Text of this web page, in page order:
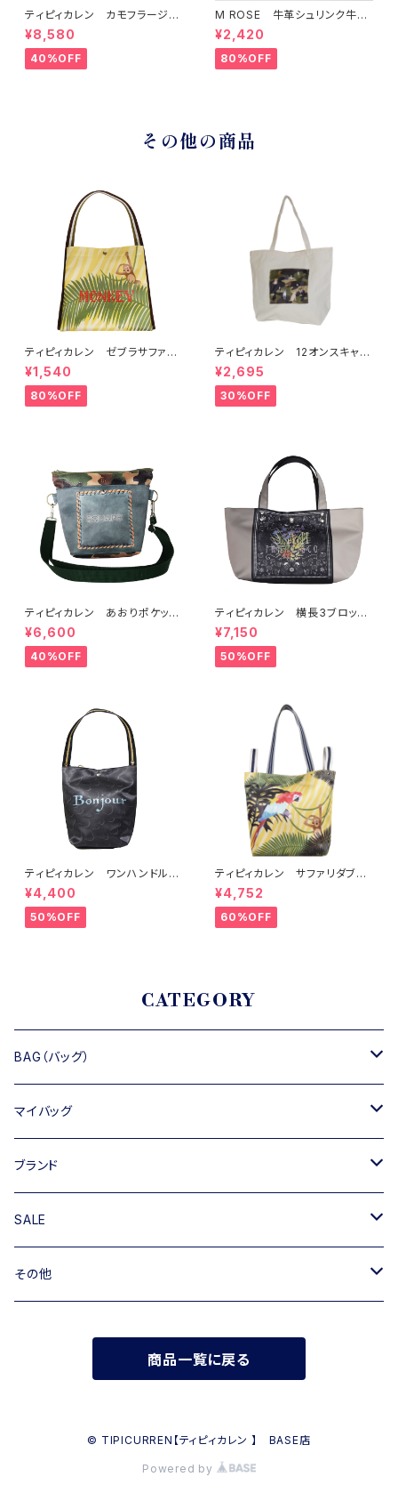
ティピィカレン カモフラージュ
柄スクエア2WAYバッグ
¥8,580
40%OFF
M ROSE 牛革シュリンク牛毛
ダルメシアンプリントフラップシ
ョルダーバッグ ブラック
¥2,420
80%OFF
その他の商品
ティピィカレン ゼブラサファリ
2WAYワンハンドルミニバッグ
¥1,540
80%OFF
ティピィカレン 12オンスキャン
バスカモフラージュドッグス柄ビ
ッグマイバッグ
¥2,695
30%OFF
ティピィカレン あおりポケット
スクエアショルダーバッグ
¥6,600
40%OFF
ティピィカレン 横長3ブロック
スカーフ柄2WAYトートバッグ
¥7,150
50%OFF
ティピィカレン ワンハンドルベ
アブラック2WAYバゲットバッグ
¥4,400
50%OFF
ティピィカレン サファリダブル
ハンドルビッグトートバッグ
¥4,752
60%OFF
CATEGORY
BAG（バッグ）
トートバッグ
ショルダーバッグ
ハンドバッグ
ミニバッグ・クラッチバッグ
マイバッグ
キャンバス
ブランド
TIPICURREN
M rose
FERUUCCIO VECCHI
SALE
バッグ
その他
商品一覧に戻る
© TIPICURREN【ティピィカレン 】 BASE店
Powered by